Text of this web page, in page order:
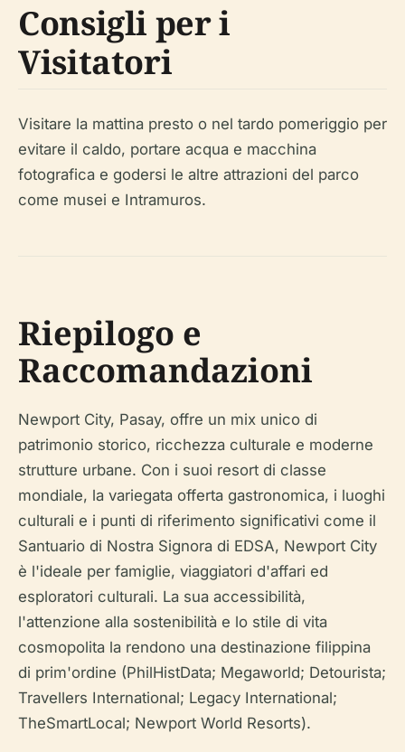
Consigli per i
Visitatori
Visitare la mattina presto o nel tardo pomeriggio per
evitare il caldo, portare acqua e macchina
fotografica e godersi le altre attrazioni del parco
come musei e Intramuros.
Riepilogo e
Raccomandazioni
Newport City, Pasay, offre un mix unico di
patrimonio storico, ricchezza culturale e moderne
strutture urbane. Con i suoi resort di classe
mondiale, la variegata offerta gastronomica, i luoghi
culturali e i punti di riferimento significativi come il
Santuario di Nostra Signora di EDSA, Newport City
è l'ideale per famiglie, viaggiatori d'affari ed
esploratori culturali. La sua accessibilità,
l'attenzione alla sostenibilità e lo stile di vita
cosmopolita la rendono una destinazione filippina
di prim'ordine (PhilHistData; Megaworld; Detourista;
Travellers International; Legacy International;
TheSmartLocal; Newport World Resorts).